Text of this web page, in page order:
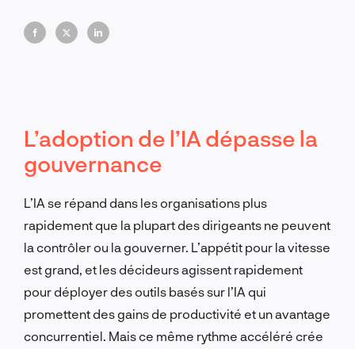
croissance durable et intelligente.
L’adoption de l’IA dépasse la
gouvernance
L’IA se répand dans les organisations plus
rapidement que la plupart des dirigeants ne peuvent
la contrôler ou la gouverner. L’appétit pour la vitesse
est grand, et les décideurs agissent rapidement
pour déployer des outils basés sur l’IA qui
promettent des gains de productivité et un avantage
concurrentiel. Mais ce même rythme accéléré crée